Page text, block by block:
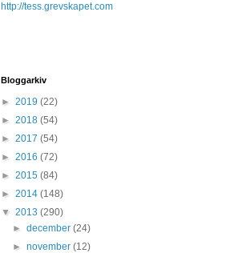
http://tess.grevskapet.com
Bloggarkiv
► 2019 (22)
► 2018 (54)
► 2017 (54)
► 2016 (72)
► 2015 (84)
► 2014 (148)
▼ 2013 (290)
►december(24)
►november(12)